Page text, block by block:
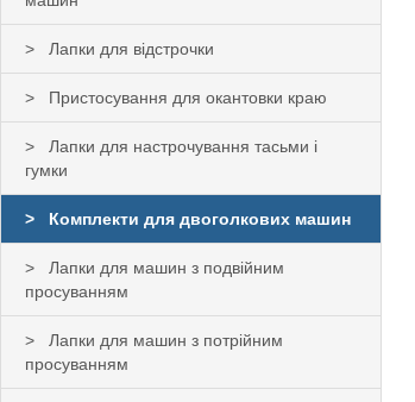
Лапки для відстрочки
Пристосування для окантовки краю
Лапки для настрочування тасьми і
гумки
Комплекти для двоголкових машин
Лапки для машин з подвійним
просуванням
Лапки для машин з потрійним
просуванням